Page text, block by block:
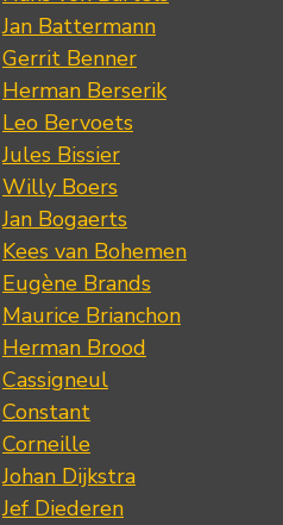
Jan Battermann
Gerrit Benner
Herman Berserik
Leo Bervoets
Jules Bissier
Willy Boers
Jan Bogaerts
Kees van Bohemen
Eugène Brands
Maurice Brianchon
Herman Brood
Cassigneul
Constant
Corneille
Johan Dijkstra
Jef Diederen